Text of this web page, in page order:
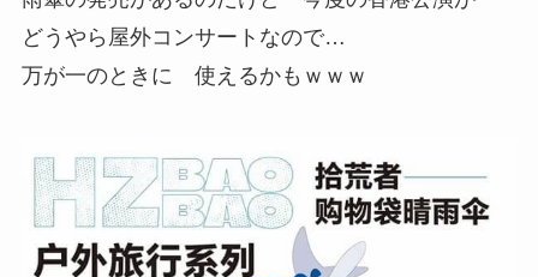
どうやら屋外コンサートなので…
万が一のときに 使えるかもｗｗｗ